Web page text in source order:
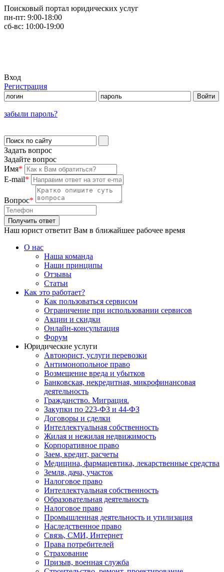
Поисковый портал юридических услуг
пн-пт: 9:00-18:00
сб-вс: 10:00-19:00
Вход
Регистрация
забыли пароль?
Задать вопрос
Задайте вопрос
Имя*
E-mail*
Вопрос*
Наш юрист ответит Вам в ближайшее рабочее время
О нас
Наша команда
Наши принципы
Отзывы
Статьи
Как это работает?
Как пользоваться сервисом
Ограничение при использовании сервисов
Акции и скидки
Онлайн-консультация
Форум
Юридические услуги
Автоюрист, услуги перевозки
Антимонопольное право
Возмещение вреда и убытков
Банковская, некредитная, микрофинансовая
деятельность
Гражданство. Миграция.
Закупки по 223-ФЗ и 44-ФЗ
Договоры и сделки
Интеллектуальная собственность
Жилая и нежилая недвижимость
Корпоративное право
Заем, кредит, расчеты
Медицина, фармацевтика, лекарственные средства
Земля, дача, участок
Налоговое право
Интеллектуальная собственность
Образовательная деятельность
Налоговое право
Промышленная деятельность и утилизация
Наследственное право
Связь, СМИ, Интернет
Права потребителей
Страхование
Призыв, военная служба